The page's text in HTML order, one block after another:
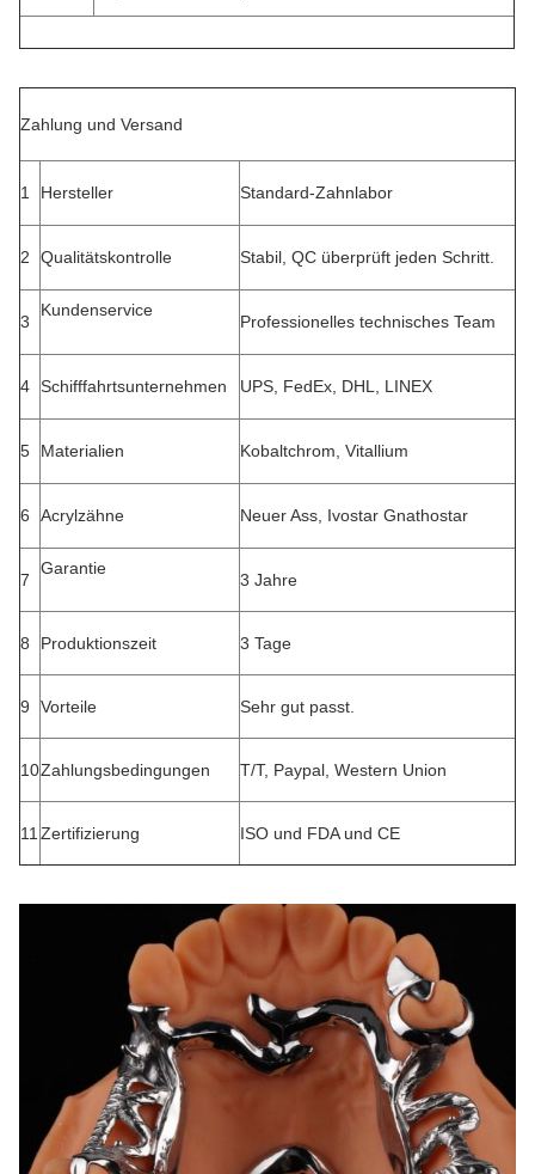
Zahlung und Versand
1 Hersteller Standard-Zahnlabor
2 Qualitätskontrolle Stabil, QC überprüft jeden Schritt.
3
Kundenservice
Professionelles technisches Team
4 Schifffahrtsunternehmen UPS, FedEx, DHL, LINEX
5 Materialien Kobaltchrom, Vitallium
6 Acrylzähne Neuer Ass, Ivostar Gnathostar
7
Garantie
3 Jahre
8 Produktionszeit 3 Tage
9 Vorteile Sehr gut passt.
10Zahlungsbedingungen T/T, Paypal, Western Union
11 Zertifizierung ISO und FDA und CE